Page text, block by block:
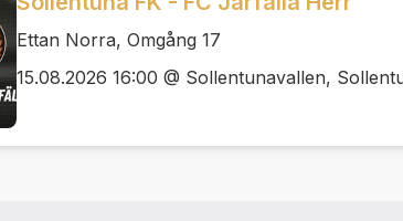
Ettan Norra, Omgång 17
15.08.2026 16:00 @ Sollentunavallen,